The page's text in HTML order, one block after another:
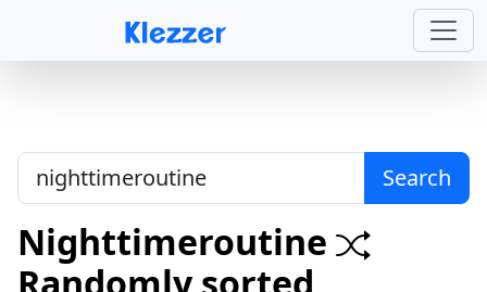
Search
Nighttimeroutine